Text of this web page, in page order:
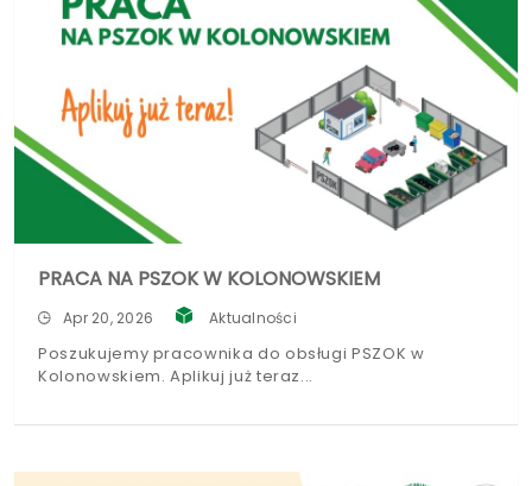
PRACA NA PSZOK W KOLONOWSKIEM
Apr 20, 2026 Aktualności
Poszukujemy pracownika do obsługi PSZOK w
Kolonowskiem. Aplikuj już teraz